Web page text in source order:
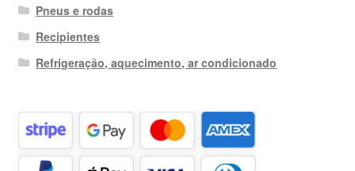
Pneus e rodas
Recipientes
Refrigeração, aquecimento, ar condicionado